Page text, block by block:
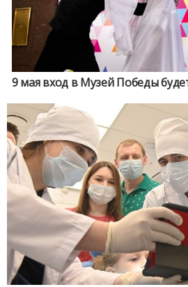
9 мая вход в Музей Победы